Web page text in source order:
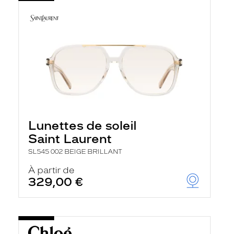
Lunettes de soleil
Saint Laurent
SL545 002 BEIGE BRILLANT
À partir de
329,00 €